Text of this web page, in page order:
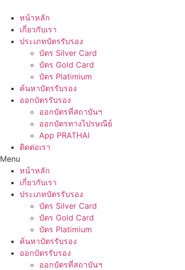
content
หน้าหลัก
เกี่ยวกับเรา
ประเภทบัตรรับรอง
บัตร Silver Card
บัตร Gold Card
บัตร Platimium
ค้นหาบัตรรับรอง
ออกบัตรรับรอง
ออกบัตรที่สถาบันฯ
ออกบัตรทางไปรษณีย์
App PRATHAI
ติดต่อเรา
Menu
หน้าหลัก
เกี่ยวกับเรา
ประเภทบัตรรับรอง
บัตร Silver Card
บัตร Gold Card
บัตร Platimium
ค้นหาบัตรรับรอง
ออกบัตรรับรอง
ออกบัตรที่สถาบันฯ